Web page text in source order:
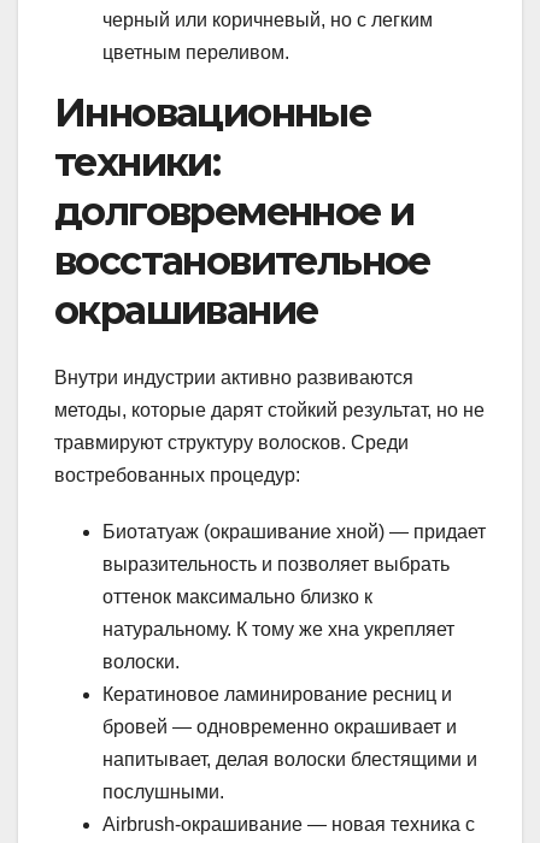
черный или коричневый, но с легким
цветным переливом.
Инновационные
техники:
долговременное и
восстановительное
окрашивание
Внутри индустрии активно развиваются
методы, которые дарят стойкий результат, но не
травмируют структуру волосков. Среди
востребованных процедур:
Биотатуаж (окрашивание хной) — придает
выразительность и позволяет выбрать
оттенок максимально близко к
натуральному. К тому же хна укрепляет
волоски.
Кератиновое ламинирование ресниц и
бровей — одновременно окрашивает и
напитывает, делая волоски блестящими и
послушными.
Airbrush-окрашивание — новая техника с